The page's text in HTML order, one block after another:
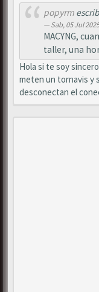
popyrm
Sab, 05 Jul
MACYNG,
taller, una
Hola si te soy
meten un tornavis y
desconectan el